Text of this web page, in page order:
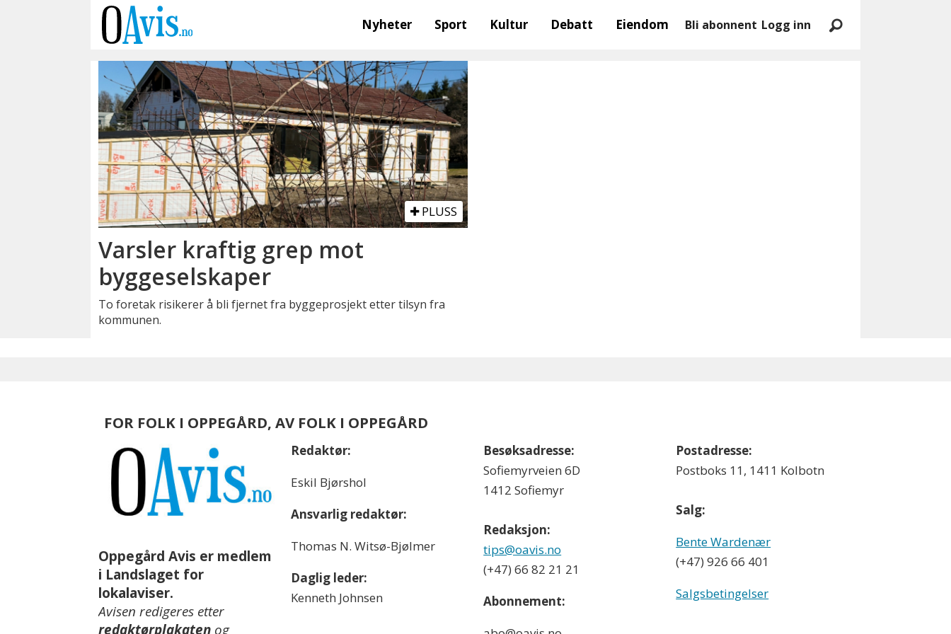
Nyheter Sport Kultur Debatt Eiendom Bli abonnent Logg inn
ansvarsrett
PLUSS
Varsler kraftig grep mot
byggeselskaper
To foretak risikerer å bli fjernet fra byggeprosjekt etter tilsyn fra
kommunen.
FOR FOLK I OPPEGÅRD, AV FOLK I OPPEGÅRD
Oppegård Avis er medlem
i Landslaget for
lokalaviser.
Avisen redigeres etter
redaktørplakaten og
Redaktør:
Eskil Bjørshol
Ansvarlig redaktør:
Thomas N. Witsø-Bjølmer
Daglig leder:
Kenneth Johnsen
Besøksadresse:
Sofiemyrveien 6D
1412 Sofiemyr
Redaksjon:
tips@oavis.no
(+47) 66 82 21 21
Abonnement:
Postadresse:
Postboks 11, 1411 Kolbotn
Salg:
Bente Wardenær
(+47) 926 66 401
Salgsbetingelser